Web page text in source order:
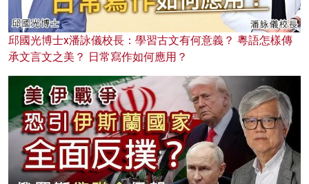
邱國光博士x潘詠儀校長：學習古文有何意義？ 粵語怎樣傳
承文言文之美？ 日常寫作如何應用？